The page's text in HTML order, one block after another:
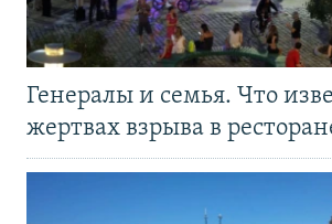
Генералы и семья. Что
жертвах взрыва в